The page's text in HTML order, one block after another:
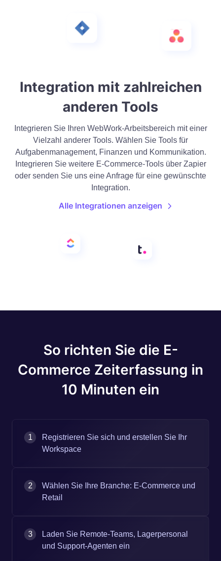
Integration mit zahlreichen
anderen Tools
Integrieren Sie Ihren WebWork-Arbeitsbereich mit einer
Vielzahl anderer Tools. Wählen Sie Tools für
Aufgabenmanagement, Finanzen und Kommunikation.
Integrieren Sie weitere E-Commerce-Tools über Zapier
oder senden Sie uns eine Anfrage für eine gewünschte
Integration.
Alle Integrationen anzeigen
So richten Sie die E-
Commerce Zeiterfassung in
10 Minuten ein
1
Registrieren Sie sich und erstellen Sie Ihr
Workspace
2
Wählen Sie Ihre Branche: E-Commerce und
Retail
3
Laden Sie Remote-Teams, Lagerpersonal
und Support-Agenten ein